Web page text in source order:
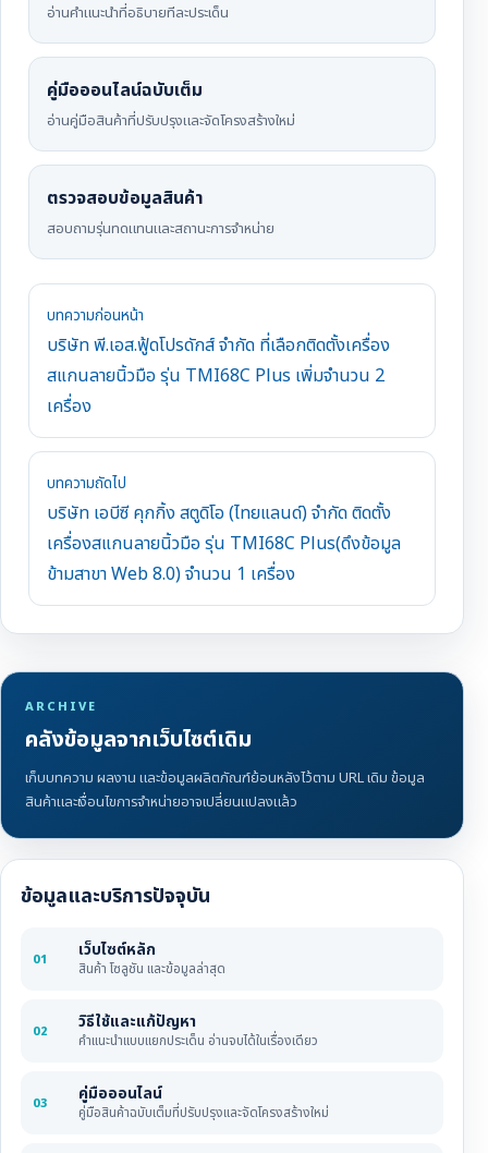
อ่านคำแนะนำที่อธิบายทีละประเด็น
คู่มือออนไลน์ฉบับเต็ม
อ่านคู่มือสินค้าที่ปรับปรุงและจัดโครงสร้างใหม่
ตรวจสอบข้อมูลสินค้า
สอบถามรุ่นทดแทนและสถานะการจำหน่าย
บทความก่อนหน้า
บริษัท พี.เอส.ฟู้ดโปรดักส์ จำกัด ที่เลือกติดตั้งเครื่อง
สแกนลายนิ้วมือ รุ่น TMI68C Plus เพิ่มจำนวน 2
เครื่อง
บทความถัดไป
บริษัท เอบีซี คุกกิ้ง สตูดิโอ (ไทยแลนด์) จำกัด ติดตั้ง
เครื่องสแกนลายนิ้วมือ รุ่น TMI68C Plus(ดึงข้อมูล
ข้ามสาขา Web 8.0) จำนวน 1 เครื่อง
ARCHIVE
คลังข้อมูลจากเว็บไซต์เดิม
เก็บบทความ ผลงาน และข้อมูลผลิตภัณฑ์ย้อนหลังไว้ตาม URL เดิม ข้อมูล
สินค้าและเงื่อนไขการจำหน่ายอาจเปลี่ยนแปลงแล้ว
ข้อมูลและบริการปัจจุบัน
01 เว็บไซต์หลัก
สินค้า โซลูชัน และข้อมูลล่าสุด
02 วิธีใช้และแก้ปัญหา
คำแนะนำแบบแยกประเด็น อ่านจบได้ในเรื่องเดียว
03 คู่มือออนไลน์
คู่มือสินค้าฉบับเต็มที่ปรับปรุงและจัดโครงสร้างใหม่